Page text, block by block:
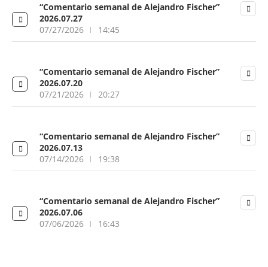
“Comentario semanal de Alejandro Fischer”
2026.07.27
07/27/2026
14:45
“Comentario semanal de Alejandro Fischer”
2026.07.20
07/21/2026
20:27
“Comentario semanal de Alejandro Fischer”
2026.07.13
07/14/2026
19:38
“Comentario semanal de Alejandro Fischer”
2026.07.06
07/06/2026
16:43